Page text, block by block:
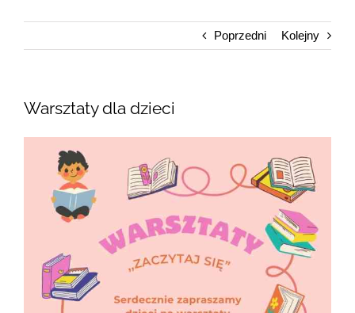
Poprzedni Kolejny
Warsztaty dla dzieci
większy
obrazek